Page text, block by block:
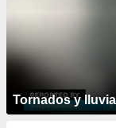
Tornados y